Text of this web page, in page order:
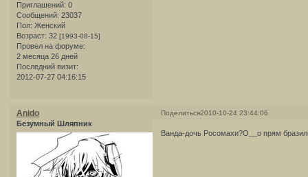
Приглашений: 0
Сообщений: 23037
Пол: Женский
Возраст: 32 [1993-08-15]
Провел на форуме:
2 месяца 26 дней
Последний визит:
2012-07-27 04:16:15
Поделиться2010-10-24 23:44:06
Anido
Безумный Шляпник
Ванда-дочь Росомахи?О__о прям